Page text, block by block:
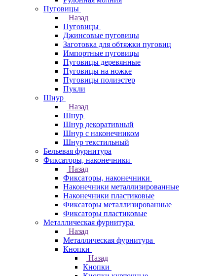
Пуговицы
Назад
Пуговицы
Джинсовые пуговицы
Заготовка для обтяжки пуговиц
Импортные пуговицы
Пуговицы деревянные
Пуговицы на ножке
Пуговицы полиэстер
Пукли
Шнур
Назад
Шнур
Шнур декоративный
Шнур с наконечником
Шнур текстильный
Бельевая фурнитура
Фиксаторы, наконечники
Назад
Фиксаторы, наконечники
Наконечники металлизированные
Наконечники пластиковые
Фиксаторы металлизированные
Фиксаторы пластиковые
Металлическая фурнитура
Назад
Металлическая фурнитура
Кнопки
Назад
Кнопки